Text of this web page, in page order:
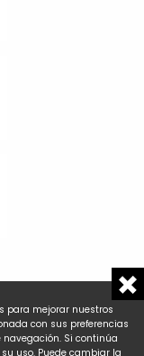
para mejorar nuestros
con sus preferencias
Si continúa
uso. Puede cambiar la